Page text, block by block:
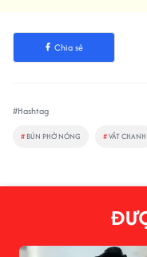
Chia sẻ
#Hashtag
# BÚN PHỞ NÓNG #VẮT CHANH